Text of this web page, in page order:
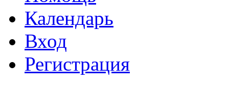
Календарь
Вход
Регистрация